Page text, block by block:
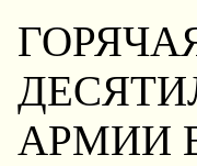
АРМИИ